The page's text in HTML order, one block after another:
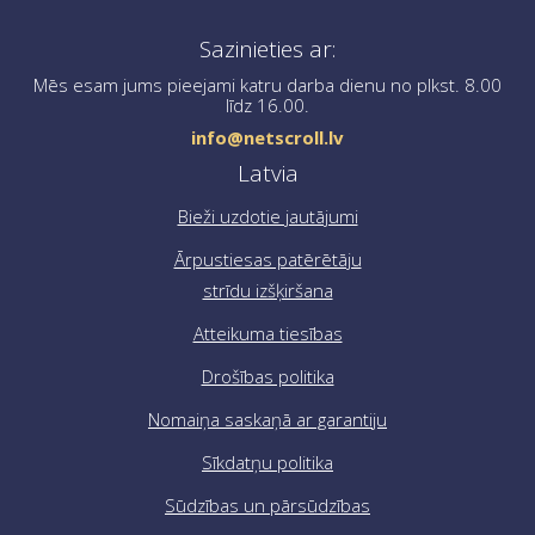
noformēšanā, lūdzu, sazinieties ar mums, rakstot uz
info@netscroll.lv.
Sazinieties ar:
Mēs esam jums pieejami katru darba dienu no plkst. 8.00
līdz 16.00.
info@netscroll.lv
Latvia
Bieži uzdotie jautājumi
Ārpustiesas patērētāju
strīdu izšķiršana
Atteikuma tiesības
Drošības politika
Nomaiņa saskaņā ar garantiju
Sīkdatņu politika
Sūdzības un pārsūdzības